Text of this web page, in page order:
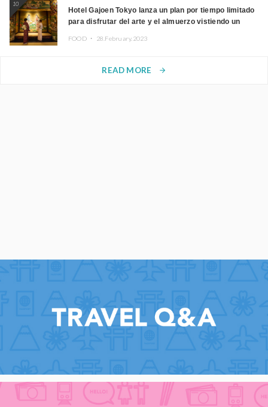
10
Hotel Gajoen Tokyo lanza un plan por tiempo limitado
para disfrutar del arte y el almuerzo vistiendo un
FOOD ・ 28.February.2023
READ MORE arrow_forward